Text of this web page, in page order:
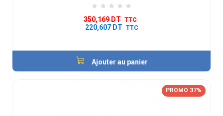
350,169 DT TTC
220,607 DT TTC
Ajouter au panier
PROMO 37%